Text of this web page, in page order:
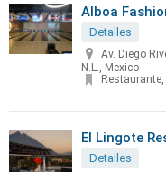
Alboa
Detalles
Av. Diego
N.L., Mexico
El Lingote
Detalles